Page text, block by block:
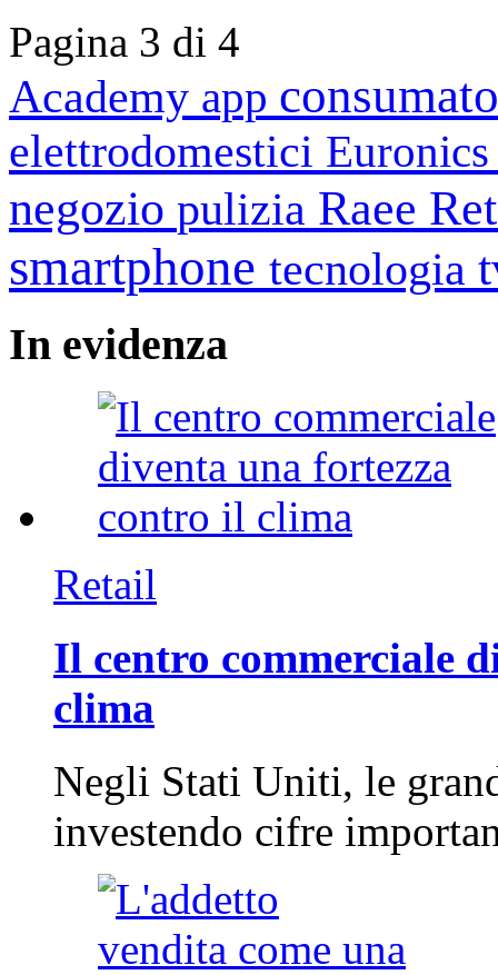
Pagina 3 di 4
Academy app
elettrodomestici
negozio pulizia Raee
smartphone tecnologia
In evidenza
Retail
Il centro commerciale
clima
Negli Stati Uniti, le
investendo cifre